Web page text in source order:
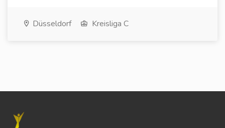
Düsseldorf Kreisliga C